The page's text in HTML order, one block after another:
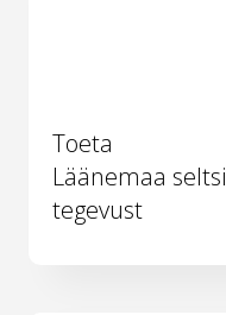
Toeta
Läänemaa seltsi
tegevust